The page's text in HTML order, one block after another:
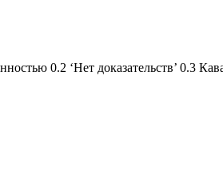
0.2 ‘Нет доказательств’ 0.3